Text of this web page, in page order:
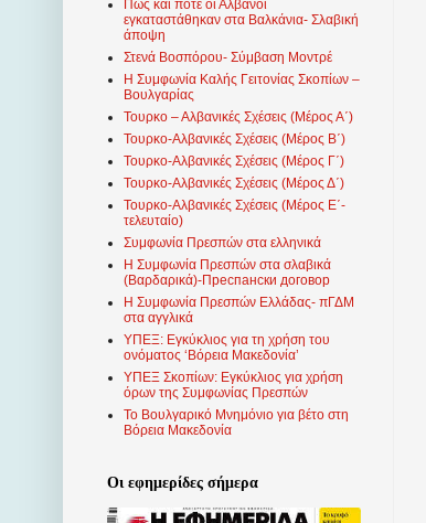
Πώς και πότε οι Αλβανοί
εγκαταστάθηκαν στα Βαλκάνια- Σλαβική
άποψη
Στενά Βοσπόρου- Σύμβαση Μοντρέ
Η Συμφωνία Καλής Γειτονίας Σκοπίων –
Βουλγαρίας
Τουρκο – Αλβανικές Σχέσεις (Mέρος Α΄)
Τουρκο-Αλβανικές Σχέσεις (Μέρος Β΄)
Τουρκο-Αλβανικές Σχέσεις (Μέρος Γ΄)
Τουρκο-Αλβανικές Σχέσεις (Μέρος Δ΄)
Τουρκο-Αλβανικές Σχέσεις (Μέρος Ε΄-
τελευταίο)
Συμφωνία Πρεσπών στα ελληνικά
Η Συμφωνία Πρεσπών στα σλαβικά
(Βαρδαρικά)-Преспански договор
Η Συμφωνία Πρεσπών Ελλάδας- πΓΔΜ
στα αγγλικά
ΥΠΕΞ: Εγκύκλιος για τη χρήση του
ονόματος ‘Βόρεια Μακεδονία’
ΥΠΕΞ Σκοπίων: Εγκύκλιος για χρήση
όρων της Συμφωνίας Πρεσπών
Το Βουλγαρικό Μνημόνιο για βέτο στη
Βόρεια Μακεδονία
Οι εφημερίδες σήμερα